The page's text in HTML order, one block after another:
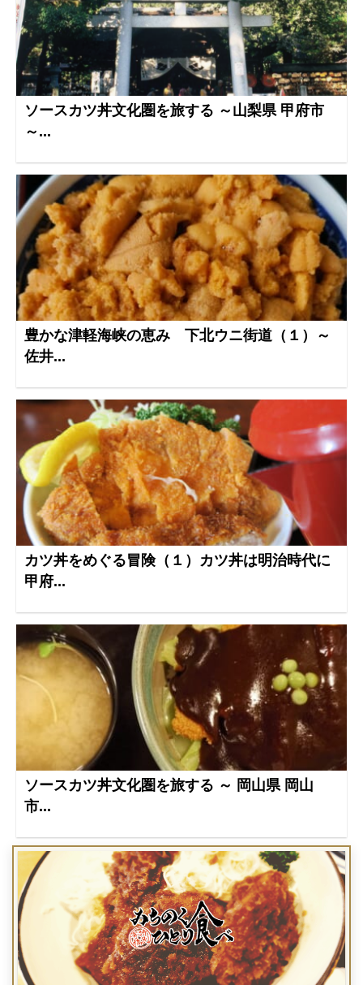
ソースカツ丼文化圏を旅する ～山梨県 甲府市
～...
豊かな津軽海峡の恵み 下北ウニ街道（１）～
佐井...
カツ丼をめぐる冒険（１）カツ丼は明治時代に
甲府...
ソースカツ丼文化圏を旅する ～ 岡山県 岡山
市...